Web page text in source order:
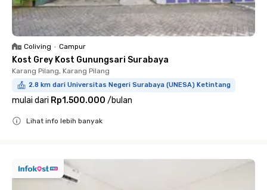
Coliving • Campur
Kost Grey Kost Gunungsari Surabaya
Karang Pilang, Karang Pilang
2.8 km dari Universitas Negeri Surabaya (UNESA) Ketintang
mulai dari Rp1.500.000 /bulan
Lihat info lebih banyak